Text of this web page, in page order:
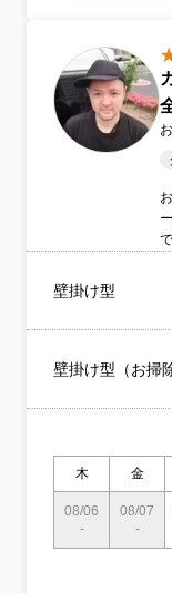
壁掛け型
壁掛け型（お掃
木 金
08/06
-
08/07
-